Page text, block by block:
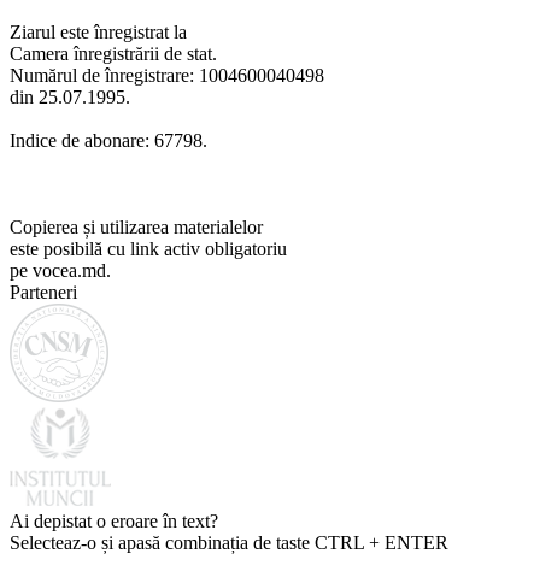
Ziarul este înregistrat la
Camera înregistrării de stat.
Numărul de înregistrare: 1004600040498
din 25.07.1995.
Indice de abonare: 67798.
Copierea și utilizarea materialelor
este posibilă cu link activ obligatoriu
pe vocea.md.
Parteneri
Ai depistat o eroare în text?
Selecteaz-o și apasă combinația de taste CTRL + ENTER